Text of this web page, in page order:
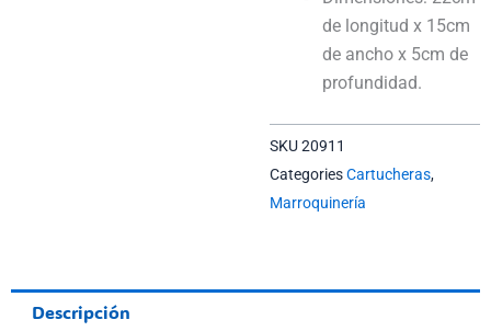
de longitud x 15cm
de ancho x 5cm de
profundidad.
SKU20911
CategoriesCartucheras,
Marroquinería
Descripción